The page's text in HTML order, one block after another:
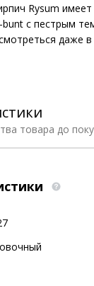
Rysum имеет
с пестрым
даже
товара до